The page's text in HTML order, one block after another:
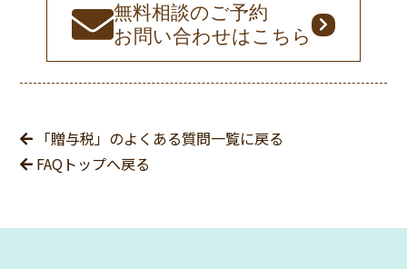
無料相談のご予約
お問い合わせはこちら
「贈与税」のよくある質問一覧に戻る
FAQトップへ戻る